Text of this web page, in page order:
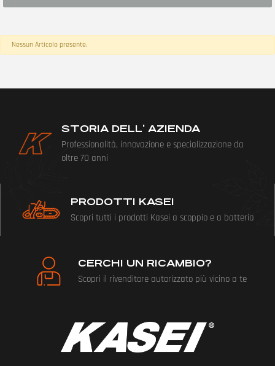
Nessun Articolo presente.
STORIA DELL’ AZIENDA
Professionalità, innovazione e specializzazione da
oltre 70 anni
PRODOTTI KASEI
Scopri tutti i prodotti Kasei a scoppio e a batteria
CERCHI UN RICAMBIO?
Scopri il rivenditore autorizzato più vicino a te